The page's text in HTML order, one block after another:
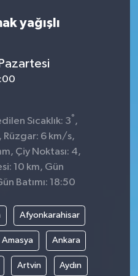
yağışlı
Sıcaklık: 3° ,
Rüzgar: 6 km/s,
Çiy Noktası: 4,
10 km, Gün
Batımı: 18:50
Afyonkarahisar
Amasya Ankara
Artvin Aydın